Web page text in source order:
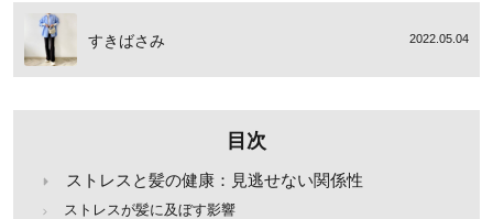
すきばさみ 2022.05.04
目次
ストレスと髪の健康：見逃せない関係性
ストレスが髪に及ぼす影響